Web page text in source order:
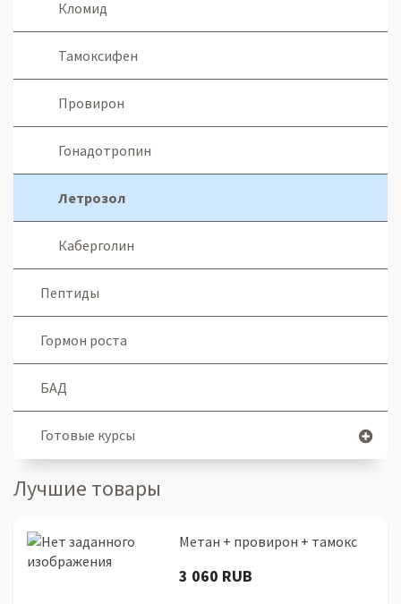
Кломид
Тамоксифен
Провирон
Гонадотропин
Летрозол
Каберголин
Пептиды
Гормон роста
БАД
Готовые курсы
Лучшие товары
Метан + провирон + тамокс
3 060 RUB